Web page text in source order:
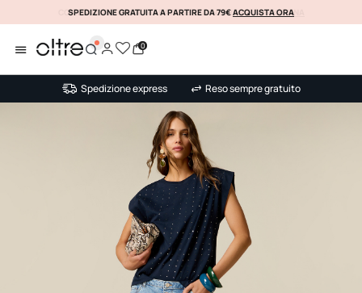
KLARNA
SPEDIZIONE GRATUITA A PARTIRE DA 79€ACQUISTA ORA
0
Spedizione express Reso sempre gratuito